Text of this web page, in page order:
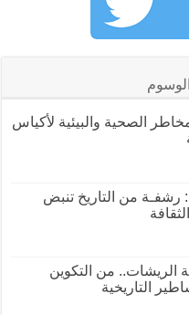
الوسوم
الصحية والبيئية لأكياس
رشفـة من التاريخ تنبض
الريشات.. من التكوين
التاريخية